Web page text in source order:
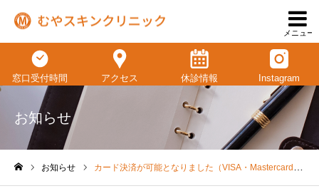
メニュー
窓口受付時間 アクセス 休診情報 Instagram
お知らせ
お知らせ カード決済が可能となりました（VISA・Mastercard）